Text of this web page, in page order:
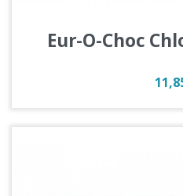
Eur-O-Choc
Prix